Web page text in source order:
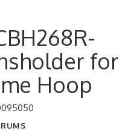
for
Hoop